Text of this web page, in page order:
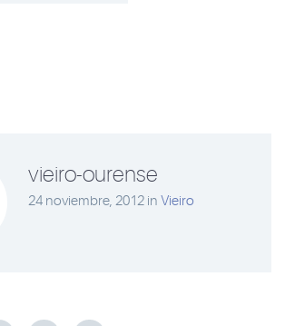
vieiro-ourense
24 noviembre, 2012 in Vieiro